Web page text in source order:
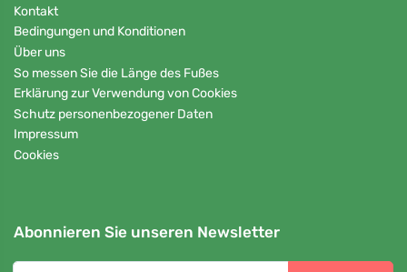
Kontakt
Bedingungen und Konditionen
Über uns
So messen Sie die Länge des Fußes
Erklärung zur Verwendung von Cookies
Schutz personenbezogener Daten
Impressum
Cookies
Abonnieren Sie unseren Newsletter